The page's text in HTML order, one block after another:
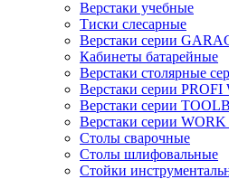
Верстаки учебные
Тиски слесарные
Верстаки серии
Кабинеты батарейные
Верстаки столярные
Верстаки серии PROFI
Верстаки серии
Верстаки серии WORK
Столы сварочные
Столы шлифовальные
Стойки